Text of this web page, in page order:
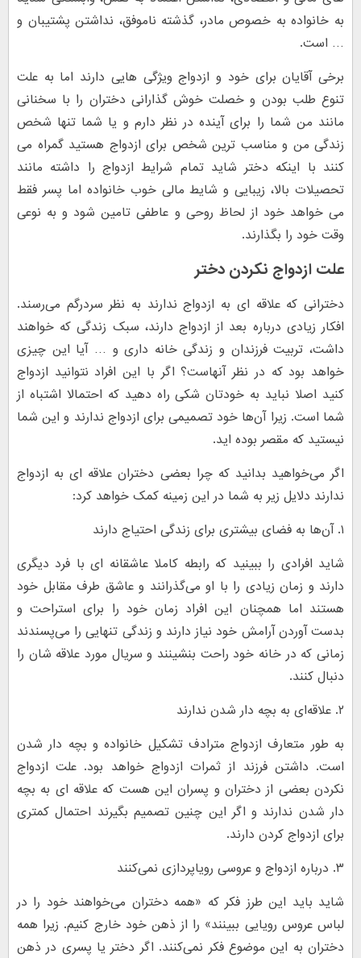
به خانواده به خصوص مادر، گذشته ناموفق، نداشتن پشتیبان و
… است.
برخی آقایان برای خود و ازدواج ویژگی هایی دارند اما به علت
تنوع طلب بودن و خصلت خوش گذارانی دختران را با سخنانی
مانند من شما را برای آینده در نظر دارم و یا شما تنها شخص
زندگی من و مناسب ترین شخص برای ازدواج هستید گمراه می
کنند با اینکه دختر شاید تمام شرایط ازدواج را داشته مانند
تحصیلات بالا، زیبایی و شایط مالی خوب خانواده اما پسر فقط
می خواهد خود از لحاظ روحی و عاطفی تامین شود و به نوعی
وقت خود را بگذارند.
علت ازدواج نکردن دختر
دخترانی که علاقه ای به ازدواج ندارند به نظر سردرگم می‌رسند.
افکار زیادی درباره بعد از ازدواج دارند، سبک زندگی که خواهند
داشت، تربیت فرزندان و زندگی خانه داری و … آیا این چیزی
خواهد بود که در نظر آنهاست؟ اگر با این افراد نتوانید ازدواج
کنید اصلا نباید به خودتان شکی راه دهید که احتمالا اشتباه از
شما است. زیرا آن‌ها خود تصمیمی برای ازدواج ندارند و این شما
نیستید که مقصر بوده اید.
اگر می‌خواهید بدانید که چرا بعضی دختران علاقه ای به ازدواج
ندارند دلایل زیر به شما در این زمینه کمک خواهد کرد:
۱. آن‌ها به فضای بیشتری برای زندگی احتیاج دارند
شاید افرادی را ببینید که رابطه کاملا عاشقانه ای با فرد دیگری
دارند و زمان زیادی را با او می‌گذرانند و عاشق طرف مقابل خود
هستند اما همچنان این افراد زمان خود را برای استراحت و
بدست آوردن آرامش خود نیاز دارند و زندگی تنهایی را می‌پسندند
زمانی که در خانه خود راحت بنشینند و سریال مورد علاقه شان را
دنبال کنند.
۲. علاقه‌ای به بچه دار شدن ندارند
به طور متعارف ازدواج مترادف تشکیل خانواده و بچه دار شدن
است. داشتن فرزند از ثمرات ازدواج خواهد بود. علت ازدواج
نکردن بعضی از دختران و پسران این هست که علاقه ای به بچه
دار شدن ندارند و اگر این چنین تصمیم بگیرند احتمال کمتری
برای ازدواج کردن دارند.
۳. درباره ازدواج و عروسی رویاپردازی نمی‌کنند
شاید باید این طرز فکر که «همه دختران می‌خواهند خود را در
لباس عروس رویایی ببینند» را از ذهن خود خارج کنیم. زیرا همه
دختران به این موضوع فکر نمی‌کنند. اگر دختر یا پسری در ذهن